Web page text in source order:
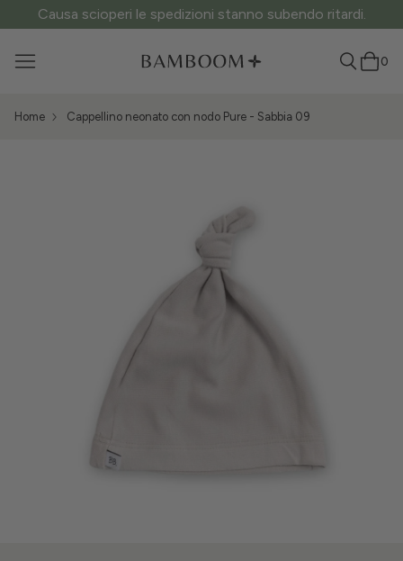
Causa scioperi le spedizioni stanno subendo ritardi.
0
Home Cappellino neonato con nodo Pure - Sabbia 09